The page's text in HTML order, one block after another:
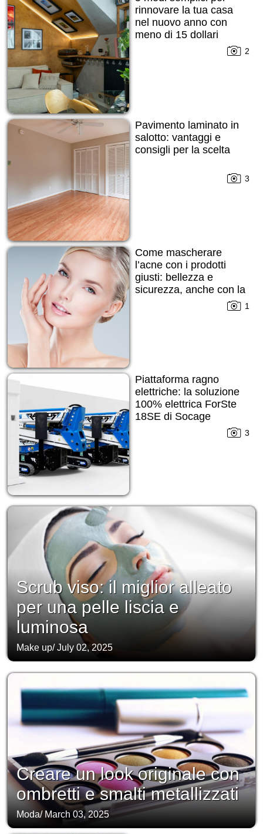
rinnovare la tua casa
nel nuovo anno con
meno di 15 dollari
2
Pavimento laminato in
salotto: vantaggi e
consigli per la scelta
3
Come mascherare
l’acne con i prodotti
giusti: bellezza e
sicurezza, anche con la
1
Piattaforma ragno
elettriche: la soluzione
100% elettrica ForSte
18SE di Socage
3
Scrub viso: il miglior alleato
per una pelle liscia e
luminosa
Make up/July 02, 2025
Creare un look originale con
ombretti e smalti metallizzati
Moda/ March 03, 2025